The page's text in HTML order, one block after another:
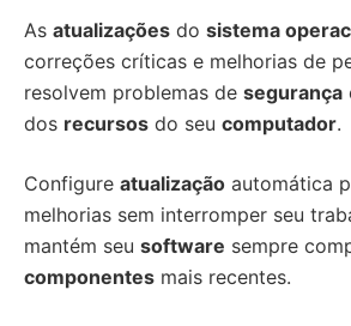
As atualizações do sistema
correções críticas e melhorias de
resolvem problemas de segurança
dos recursos do seu computador.
Configure atualização automática
melhorias sem interromper seu
mantém seu software sempre
componentes mais recentes.